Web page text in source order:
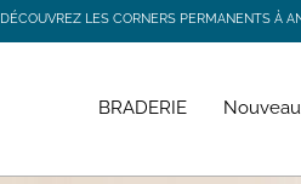
DÉCOUVREZ LES CORNERS PERMANENTS À
BRADERIE